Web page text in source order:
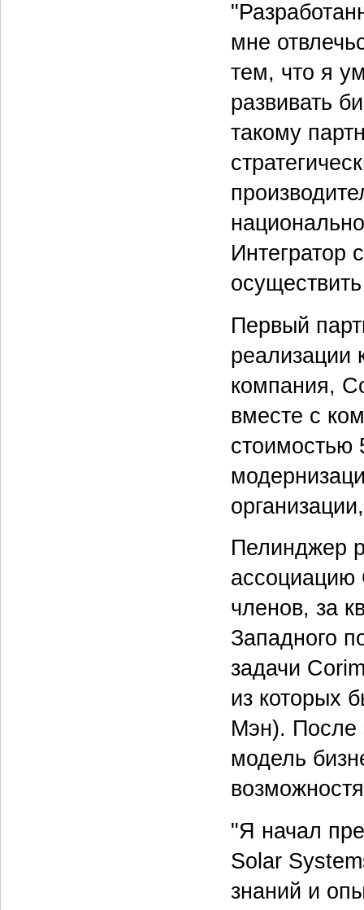
мне
тем, что я
развивать
такому
Интегратор
Первый
реализации
компания,
вместе с
стоимостью
Пелинджер
членов, за
Западного
задачи
из которых
Мэн). После
модель
"Я начал
Solar
знаний и